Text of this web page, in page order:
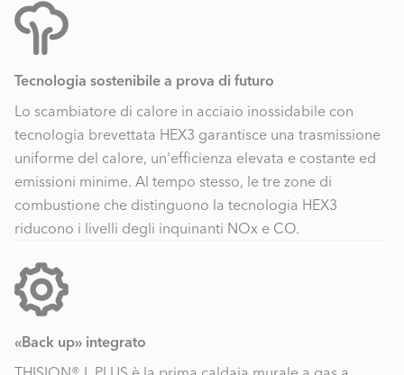
Tecnologia sostenibile a prova di futuro
Lo scambiatore di calore in acciaio inossidabile con
tecnologia brevettata HEX3 garantisce una trasmissione
uniforme del calore, un'efficienza elevata e costante ed
emissioni minime. Al tempo stesso, le tre zone di
combustione che distinguono la tecnologia HEX3
riducono i livelli degli inquinanti NOx e CO.
«Back up» integrato